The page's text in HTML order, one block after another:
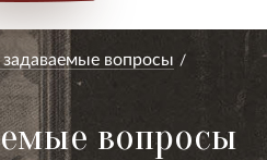
вопросы
вопросы